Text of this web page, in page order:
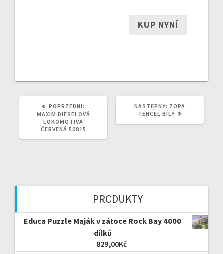
KUP NYNÍ
POPRZEDNI:
WPIS:
MAXIM DIESELOVÁ
LOKOMOTIVA
ČERVENÁ 50815
NASTĘPNY: NASTĘPNY
WPIS:
ZOPA
TENCEL BÍLÝ
PRODUKTY
Educa Puzzle Maják v zátoce Rock Bay 4000
dílků
829,00Kč